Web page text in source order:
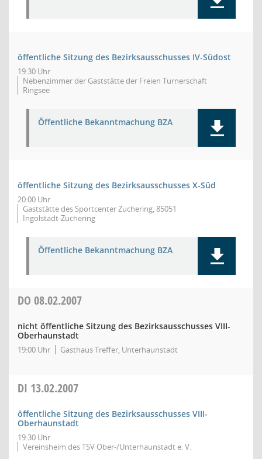
öffentliche Sitzung des Bezirksausschusses IV-Südost
19:30 Uhr
Nebenzimmer der Gaststätte der Freien Turnerschaft
Ringsee
Öffentliche Bekanntmachung BZA
öffentliche Sitzung des Bezirksausschusses X-Süd
20:00 Uhr
Gaststätte des Sportcenter Zuchering, 85051
Ingolstadt-Zuchering
Öffentliche Bekanntmachung BZA
DO 08.02.2007
nicht öffentliche Sitzung des Bezirksausschusses VIII-
Oberhaunstadt
19:00 Uhr Gasthaus Treffer, Unterhaunstadt
DI 13.02.2007
öffentliche Sitzung des Bezirksausschusses VIII-
Oberhaunstadt
19:30 Uhr
Vereinsheim des TSV Ober-/Unterhaunstadt e. V.